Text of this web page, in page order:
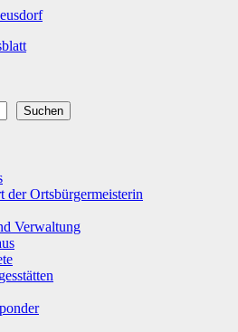
Suchen
der Ortsbürgermeisterin
Verwaltung